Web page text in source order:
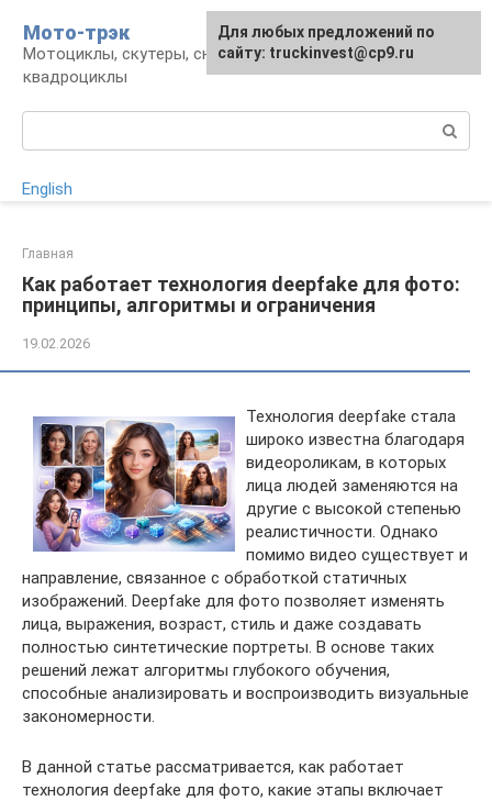
контенту
Мото-трэк
Мотоциклы, скутеры, снегоходы,
квадроциклы
English
Главная
Как работает технология deepfake для фото:
принципы, алгоритмы и ограничения
19.02.2026
Технология deepfake стала
широко известна благодаря
видеороликам, в которых
лица людей заменяются на
другие с высокой степенью
реалистичности. Однако
помимо видео существует и
направление, связанное с обработкой статичных
изображений. Deepfake для фото позволяет изменять
лица, выражения, возраст, стиль и даже создавать
полностью синтетические портреты. В основе таких
решений лежат алгоритмы глубокого обучения,
способные анализировать и воспроизводить визуальные
закономерности.
В данной статье рассматривается, как работает
технология deepfake для фото, какие этапы включает
Для любых предложений по
сайту: truckinvest@cp9.ru